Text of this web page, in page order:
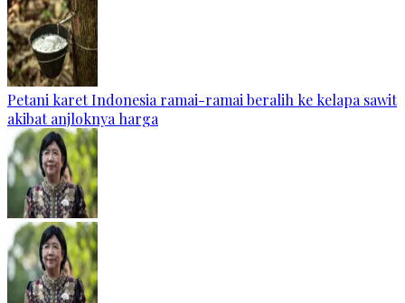
Petani karet Indonesia ramai-ramai beralih ke kelapa sawit
akibat anjloknya harga